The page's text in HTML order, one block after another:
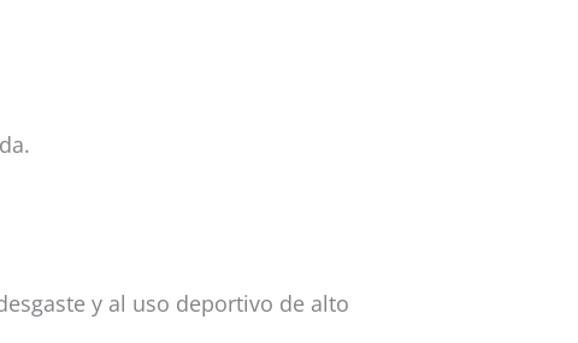
y al uso deportivo de alto